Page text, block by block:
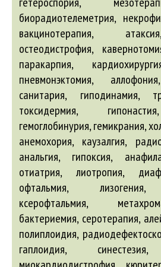
биорадиотелеметрия,
вакцинотерапия,
остеодистрофия,
паракарпия,
пневмонэктомия,
санитария, гиподинамия,
токсидермия,
гемоглобинурия, гемикрания,
анемохория, каузалгия,
анальгия, гипоксия,
отиатрия, лиотропия,
офтальмия, лизогения,
ксерофтальмия,
бактериемия, серотерапия,
полиплоидия,
гаплоидия, синестезия,